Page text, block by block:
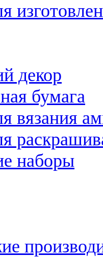
декор
бумага
вязания
наборы